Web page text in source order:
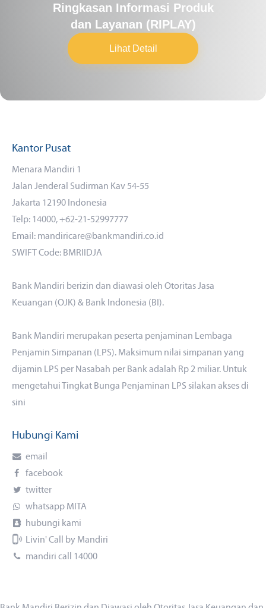
Ringkasan Informasi Produk
dan Layanan (RIPLAY)
Lihat Detail
Kantor Pusat
Menara Mandiri 1
Jalan Jenderal Sudirman Kav 54-55
Jakarta 12190 Indonesia
Telp: 14000, +62-21-52997777
Email: mandiricare@bankmandiri.co.id
SWIFT Code: BMRIIDJA
Bank Mandiri berizin dan diawasi oleh Otoritas Jasa
Keuangan (OJK) & Bank Indonesia (BI).
Bank Mandiri merupakan peserta penjaminan Lembaga
Penjamin Simpanan (LPS). Maksimum nilai simpanan yang
dijamin LPS per Nasabah per Bank adalah Rp 2 miliar. Untuk
mengetahui Tingkat Bunga Penjaminan LPS silakan aksesdi
sini
Hubungi Kami
email
facebook
twitter
whatsapp MITA
hubungi kami
Livin' Call by Mandiri
mandiri call 14000